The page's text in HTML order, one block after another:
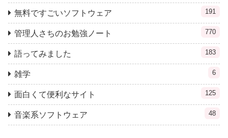
無料ですごいソフトウェア 191
管理人さちのお勉強ノート 770
語ってみました 183
雑学 6
面白くて便利なサイト 125
音楽系ソフトウェア 48